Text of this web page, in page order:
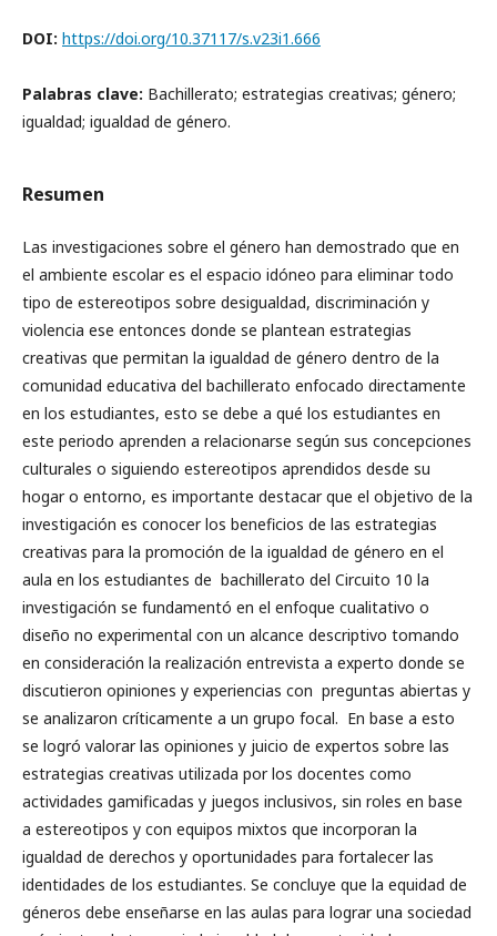
DOI: https://doi.org/10.37117/s.v23i1.666
Palabras clave: Bachillerato; estrategias creativas; género;
igualdad; igualdad de género.
Resumen
Las investigaciones sobre el género han demostrado que en
el ambiente escolar es el espacio idóneo para eliminar todo
tipo de estereotipos sobre desigualdad, discriminación y
violencia ese entonces donde se plantean estrategias
creativas que permitan la igualdad de género dentro de la
comunidad educativa del bachillerato enfocado directamente
en los estudiantes, esto se debe a qué los estudiantes en
este periodo aprenden a relacionarse según sus concepciones
culturales o siguiendo estereotipos aprendidos desde su
hogar o entorno, es importante destacar que el objetivo de la
investigación es conocer los beneficios de las estrategias
creativas para la promoción de la igualdad de género en el
aula en los estudiantes de bachillerato del Circuito 10 la
investigación se fundamentó en el enfoque cualitativo o
diseño no experimental con un alcance descriptivo tomando
en consideración la realización entrevista a experto donde se
discutieron opiniones y experiencias con preguntas abiertas y
se analizaron críticamente a un grupo focal. En base a esto
se logró valorar las opiniones y juicio de expertos sobre las
estrategias creativas utilizada por los docentes como
actividades gamificadas y juegos inclusivos, sin roles en base
a estereotipos y con equipos mixtos que incorporan la
igualdad de derechos y oportunidades para fortalecer las
identidades de los estudiantes. Se concluye que la equidad de
géneros debe enseñarse en las aulas para lograr una sociedad